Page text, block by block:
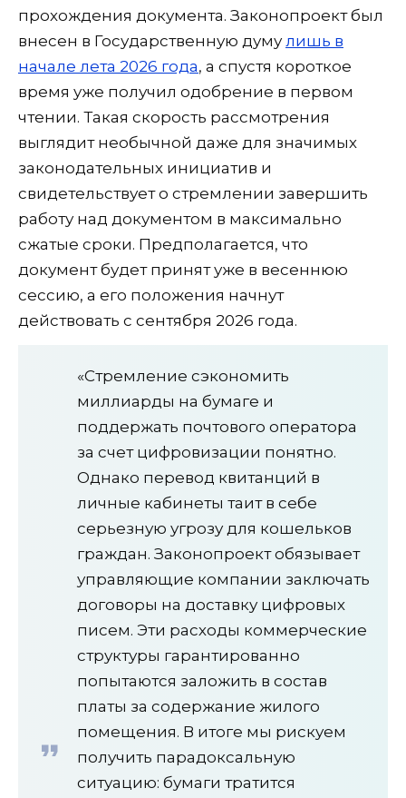
прохождения документа. Законопроект был
внесен в Государственную думу лишь в
начале лета 2026 года, а спустя короткое
время уже получил одобрение в первом
чтении. Такая скорость рассмотрения
выглядит необычной даже для значимых
законодательных инициатив и
свидетельствует о стремлении завершить
работу над документом в максимально
сжатые сроки. Предполагается, что
документ будет принят уже в весеннюю
сессию, а его положения начнут
действовать с сентября 2026 года.
«Стремление сэкономить
миллиарды на бумаге и
поддержать почтового оператора
за счет цифровизации понятно.
Однако перевод квитанций в
личные кабинеты таит в себе
серьезную угрозу для кошельков
граждан. Законопроект обязывает
управляющие компании заключать
договоры на доставку цифровых
писем. Эти расходы коммерческие
структуры гарантированно
попытаются заложить в состав
платы за содержание жилого
помещения. В итоге мы рискуем
получить парадоксальную
ситуацию: бумаги тратится